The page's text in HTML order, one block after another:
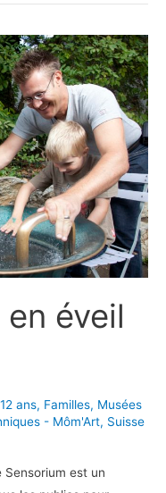
éveil
ans, Familles, Musées
- Môm'Art, Suisse
Sensorium est un